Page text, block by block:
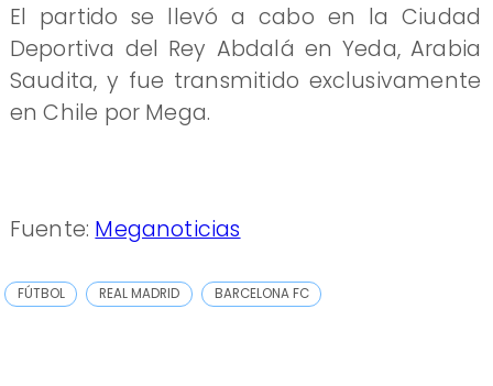
El partido se llevó a cabo en la Ciudad
Deportiva del Rey Abdalá en Yeda, Arabia
Saudita, y fue transmitido exclusivamente
en Chile por Mega.
Fuente: Meganoticias
FÚTBOL REAL MADRID BARCELONA FC